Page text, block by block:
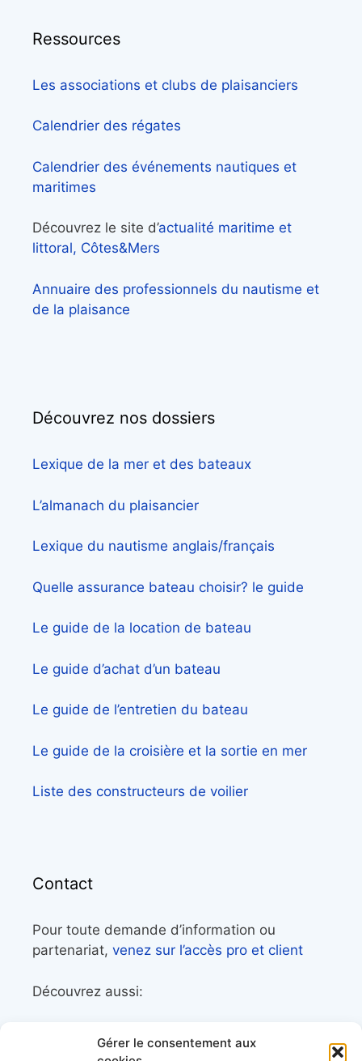
Gérer le consentement aux
Ressources
Les associations et clubs de plaisanciers
Calendrier des régates
Calendrier des événements nautiques et
maritimes
Découvrez le site d’actualité maritime et
littoral, Côtes&Mers
Annuaire des professionnels du nautisme et
de la plaisance
Découvrez nos dossiers
Lexique de la mer et des bateaux
L’almanach du plaisancier
Lexique du nautisme anglais/français
Quelle assurance bateau choisir? le guide
Le guide de la location de bateau
Le guide d’achat d’un bateau
Le guide de l’entretien du bateau
Le guide de la croisière et la sortie en mer
Liste des constructeurs de voilier
Contact
Pour toute demande d’information ou
partenariat, venez sur l’accès pro et client
Découvrez aussi:
librairie maritime